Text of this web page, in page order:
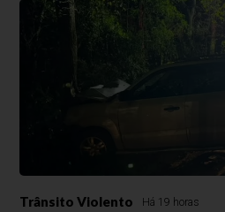
Trânsito Violento Há 19 horas